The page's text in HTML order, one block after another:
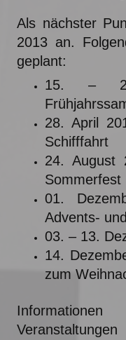
Als nächster
2013 an.
geplant:
15. –
28.
Schifffahrt
24.
Sommerfest
01.
Advents-
03. – 13.
14.
zum